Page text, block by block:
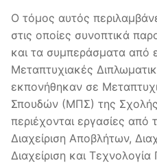
Ο τόμος αυτός
στις οποίες συνοπτικά
και τα συμπεράσματα από
Μεταπτυχιακές
εκπονήθηκαν σε
Σπουδών (ΜΠΣ) της
περιέχονται εργασίες
Διαχείριση Αποβλήτων,
Διαχείριση και Τεχνολογία